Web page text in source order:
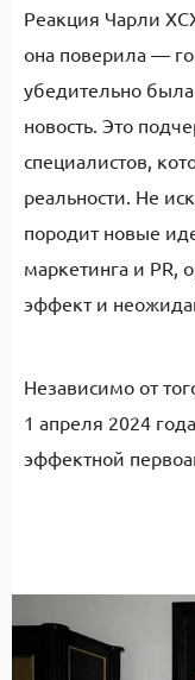
Реакция Чарли
она поверила —
убедительно
новость. Это
специалистов,
реальности. Не
породит новые
маркетинга и PR,
эффект и
Независимо от
1 апреля 2024
эффектной